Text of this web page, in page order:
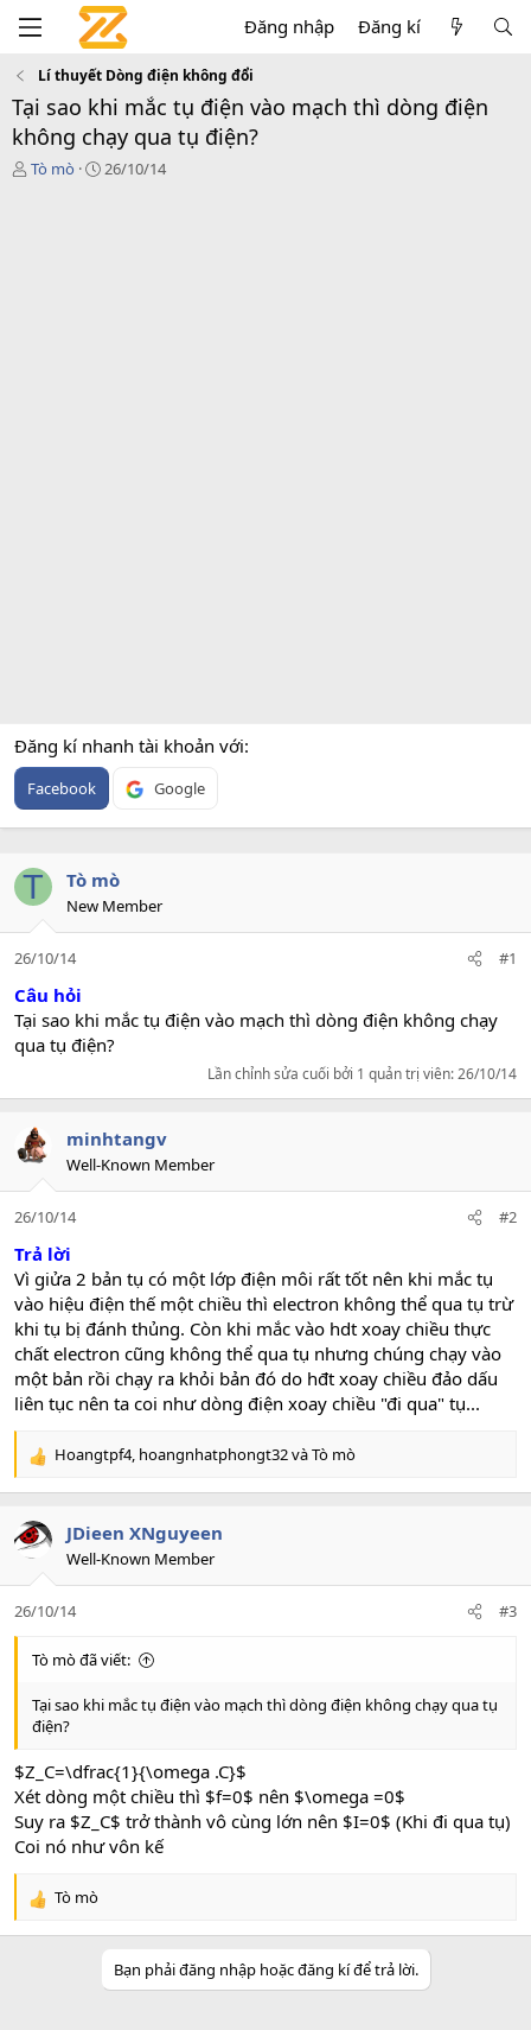
Đăng nhập Đăng kí
Lí thuyết Dòng điện không đổi
Tại sao khi mắc tụ điện vào mạch thì dòng điện
không chạy qua tụ điện?
T
Tò mò
N
26/10/14
Đăng kí nhanh tài khoản với
Facebook Google
T Tò mò
New Member
26/10/14 #1
Câu hỏi
Tại sao khi mắc tụ điện vào mạch thì dòng điện không chạy
qua tụ điện?
Lần chỉnh sửa cuối bởi 1 quản trị viên:26/10/14
minhtangv
Well-Known Member
26/10/14 #2
Trả lời
Vì giửa 2 bản tụ có một lớp điện môi rất tốt nên khi mắc tụ
vào hiệu điện thế một chiều thì electron không thể qua tụ trừ
khi tụ bị đánh thủng. Còn khi mắc vào hdt xoay chiều thực
chất electron cũng không thể qua tụ nhưng chúng chạy vào
một bản rồi chạy ra khỏi bản đó do hđt xoay chiều đảo dấu
liên tục nên ta coi như dòng điện xoay chiều "đi qua" tụ...
R
c
t
o
n
Hoangtpf4, hoangnhatphongt32vàTò mò
JDieen XNguyeen
Well-Known Member
26/10/14 #3
Tò mò đã viết:
Tại sao khi mắc tụ điện vào mạch thì dòng điện không chạy qua tụ
điện?
$Z_C=\dfrac{1}{\omega .C}$
Xét dòng một chiều thì $f=0$ nên $\omega =0$
Suy ra $Z_C$ trở thành vô cùng lớn nên $I=0$ (Khi đi qua tụ)
Coi nó như vôn kế
R
Tò mò
Bạn phải đăng nhập hoặc đăng kí để trả lời.